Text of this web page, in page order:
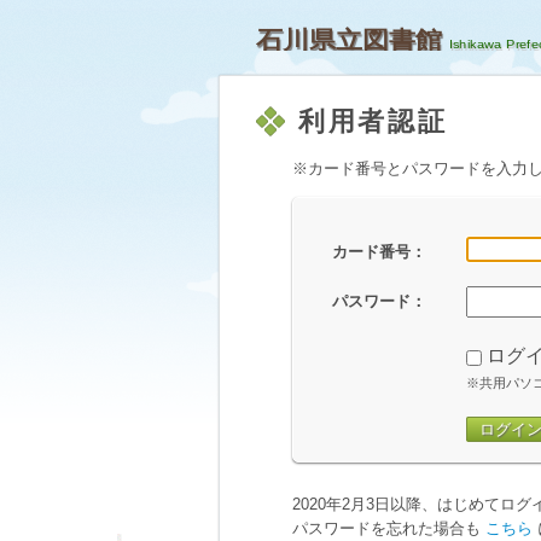
石川県立図書館
利用者認証
※カード番号とパスワードを入力
カード番号：
パスワード：
ログ
※共用パソ
ログイン
2020年2月3日以降、はじめてログ
パスワードを忘れた場合も こちら